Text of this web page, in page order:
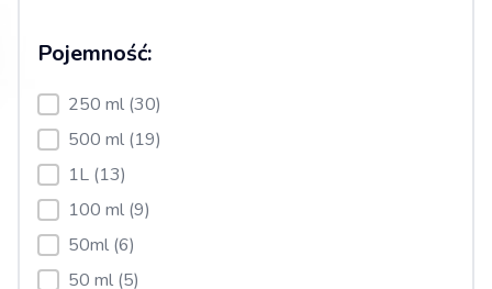
Pojemność:
Pojemność:
250 ml (30)
500 ml (19)
1L (13)
100 ml (9)
50ml (6)
50 ml (5)